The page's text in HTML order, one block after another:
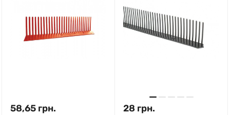
58,65 грн. 28 грн.